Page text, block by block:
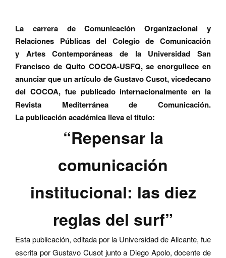
La carrera de Comunicación Organizacional y
Relaciones Públicas del Colegio de Comunicación
y Artes Contemporáneas de la Universidad San
Francisco de Quito COCOA-USFQ, se enorgullece en
anunciar que un artículo de Gustavo Cusot, vicedecano
del COCOA, fue publicado internacionalmente en la
Revista Mediterránea de Comunicación.
La publicación académica lleva el titulo:
“Repensar la
comunicación
institucional: las diez
reglas del surf”
Esta publicación, editada por la Universidad de Alicante, fue
escrita por Gustavo Cusot junto a Diego Apolo, docente de